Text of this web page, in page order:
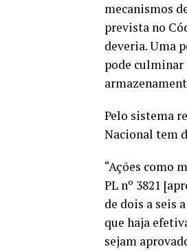
mecanismos
prevista no
deveria. Uma
pode culminar
Pelo sistema
Nacional tem
“Ações como
PL nº 3821
de dois a seis
que haja
sejam